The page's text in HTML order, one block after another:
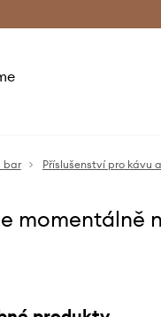
bar Příslušenství pro kávu
momentálně